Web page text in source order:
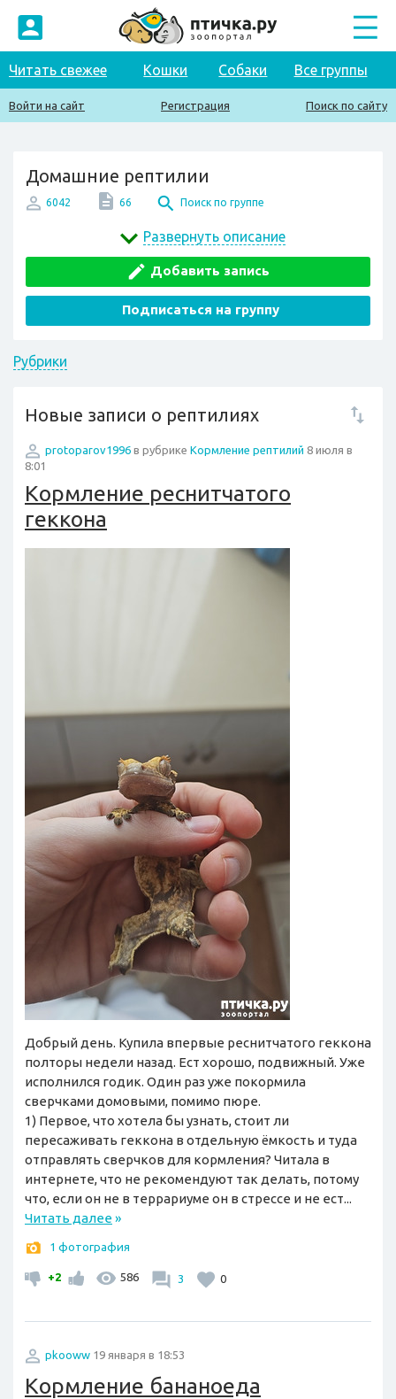
Читать свежее Кошки Собаки Все группы
Войти на сайт Регистрация Поиск по сайту
Домашние рептилии
6042 66 Поиск по группе
Развернуть описание
Добавить запись
Подписаться на группу
Рубрики
Новые записи о рептилиях
protoparov1996 в рубрике Кормление рептилий 8 июля в
8:01
Кормление реснитчатого
геккона
Добрый день. Купила впервые реснитчатого геккона
полторы недели назад. Ест хорошо, подвижный. Уже
исполнился годик. Один раз уже покормила
сверчками домовыми, помимо пюре.
1) Первое, что хотела бы узнать, стоит ли
пересаживать геккона в отдельную ёмкость и туда
отправлять сверчков для кормления? Читала в
интернете, что не рекомендуют так делать, потому
что, если он не в террариуме он в стрессе и не ест...
Читать далее»
1 фотография
+2 586 3 0
pkooww 19 января в 18:53
Кормление бананоеда